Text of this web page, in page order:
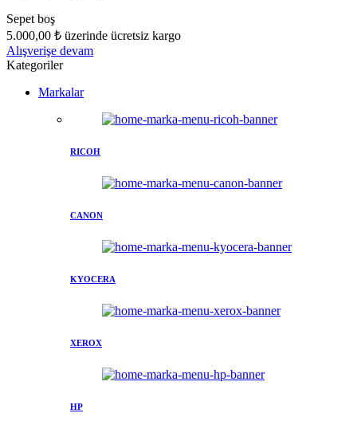
Sepet boş
5.000,00 ₺ üzerinde ücretsiz kargo
Alışverişe devam
Kategoriler
Markalar
RICOH
CANON
KYOCERA
XEROX
HP